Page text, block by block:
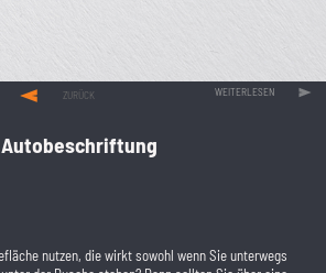
ZURÜCK WEITERLESEN
Autobeschriftung
nutzen, die wirkt sowohl wenn Sie unterwegs